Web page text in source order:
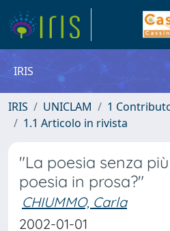
IRIS
IRIS UNICLAM
1
1.1 Articolo in rivista
"La poesia senza
poesia in prosa?"
CHIUMMO, Carla
2002-01-01